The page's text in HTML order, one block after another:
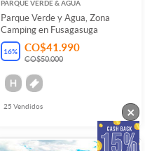
PARQUE VERDE & AGUA
Parque Verde y Agua, Zona
Camping en Fusagasuga
16% CO$41.990
CO$50.000
25 Vendidos ×